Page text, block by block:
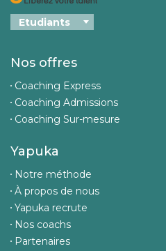
Nos offres
Coaching Express
Coaching Admissions
Coaching Sur-mesure
Yapuka
Notre méthode
À propos de nous
Yapuka recrute
Nos coachs
Partenaires